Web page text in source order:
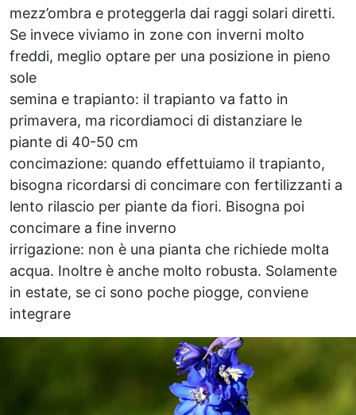
mezz’ombra e proteggerla dai raggi solari diretti.
Se invece viviamo in zone con inverni molto
freddi, meglio optare per una posizione in pieno
sole
semina e trapianto: il trapianto va fatto in
primavera, ma ricordiamoci di distanziare le
piante di 40-50 cm
concimazione: quando effettuiamo il trapianto,
bisogna ricordarsi di concimare con fertilizzanti a
lento rilascio per piante da fiori. Bisogna poi
concimare a fine inverno
irrigazione: non è una pianta che richiede molta
acqua. Inoltre è anche molto robusta. Solamente
in estate, se ci sono poche piogge, conviene
integrare